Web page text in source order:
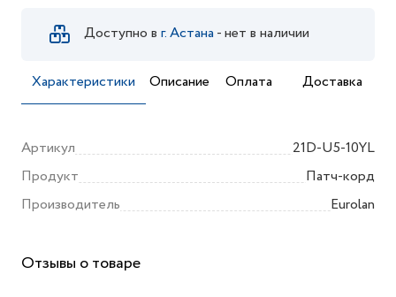
Доступно в г. Астана - нет в наличии
Характеристики Описание Оплата Доставка
Артикул
21D-U5-10YL
Продукт
Патч-корд
Производитель
Eurolan
Отзывы о товаре